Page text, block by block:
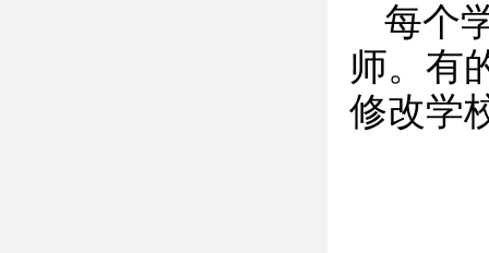
每个
师。有
修改学